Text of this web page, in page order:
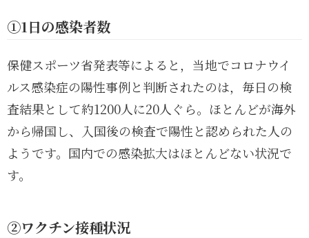
①1日の感染者数
保健スポーツ省発表等によると，当地でコロナウイ
ルス感染症の陽性事例と判断されたのは，毎日の検
査結果として約1200人に20人ぐら。ほとんどが海外
から帰国し、入国後の検査で陽性と認められた人の
ようです。国内での感染拡大はほとんどない状況で
す。
②ワクチン接種状況